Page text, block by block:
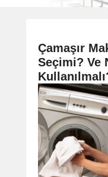
Çamaşır
Seçimi? Ve